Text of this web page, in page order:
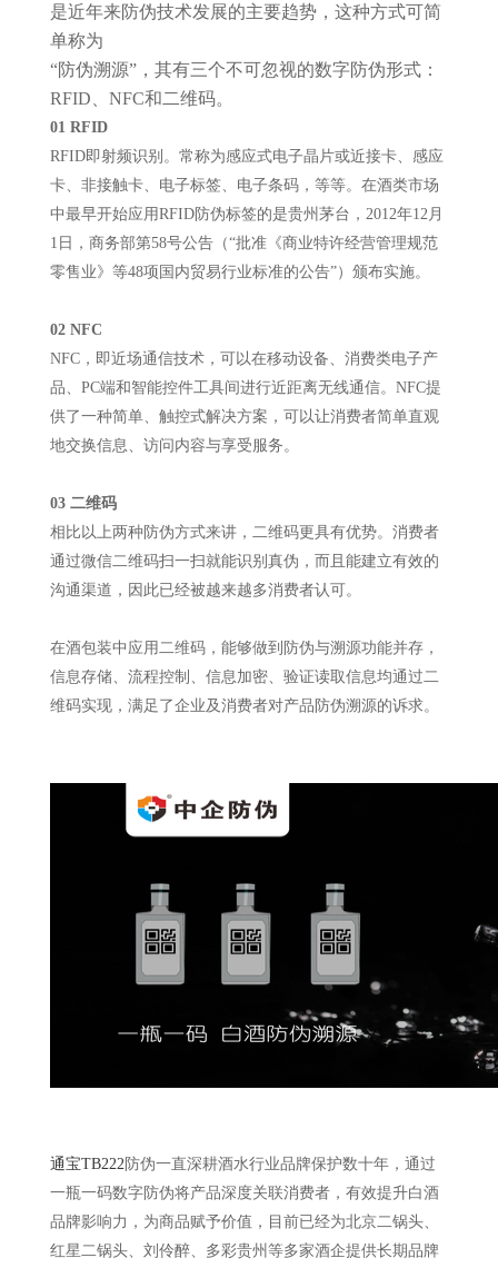
是近年来防伪技术发展的主要趋势，这种方式可简
单称为
“防伪溯源”，其有三个不可忽视的数字防伪形式：
RFID、NFC和二维码。
01 RFID
RFID即射频识别。常称为感应式电子晶片或近接卡、感应
卡、非接触卡、电子标签、电子条码，等等。在酒类市场
中最早开始应用RFID防伪标签的是贵州茅台，2012年12月
1日，商务部第58号公告（“批准《商业特许经营管理规范
零售业》等48项国内贸易行业标准的公告”）颁布实施。
02 NFC
NFC，即近场通信技术，可以在移动设备、消费类电子产
品、PC端和智能控件工具间进行近距离无线通信。NFC提
供了一种简单、触控式解决方案，可以让消费者简单直观
地交换信息、访问内容与享受服务。
03 二维码
相比以上两种防伪方式来讲，二维码更具有优势。消费者
通过微信二维码扫一扫就能识别真伪，而且能建立有效的
沟通渠道，因此已经被越来越多消费者认可。
在酒包装中应用二维码，能够做到防伪与溯源功能并存，
信息存储、流程控制、信息加密、验证读取信息均通过二
维码实现，满足了企业及消费者对产品防伪溯源的诉求。
通宝TB222防伪一直深耕酒水行业品牌保护数十年，通过
一瓶一码数字防伪将产品深度关联消费者，有效提升白酒
品牌影响力，为商品赋予价值，目前已经为北京二锅头、
红星二锅头、刘伶醉、多彩贵州等多家酒企提供长期品牌